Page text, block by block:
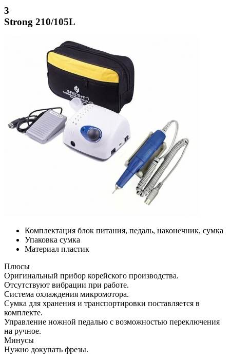
3
Strong 210/105L
Комплектация блок питания, педаль, наконечник, сумка
Упаковка сумка
Материал пластик
Плюсы
Оригинальный прибор корейского производства.
Отсутствуют вибрации при работе.
Система охлаждения микромотора.
Сумка для хранения и транспортировки поставляется в
комплекте.
Управление ножной педалью с возможностью переключения
на ручное.
Минусы
Нужно докупать фрезы.